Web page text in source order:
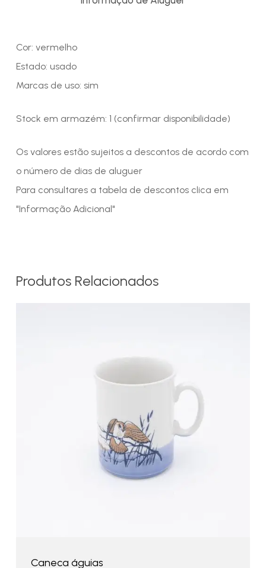
Cor: vermelho
Estado: usado
Marcas de uso: sim
Stock em armazém: 1 (confirmar disponibilidade)
Os valores estão sujeitos a descontos de acordo com
o número de dias de aluguer
Para consultares a tabela de descontos clica em
"Informação Adicional"
Produtos Relacionados
Caneca águias